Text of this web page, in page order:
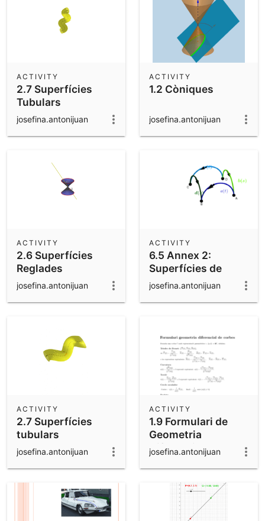
2.7 Superfícies
Tubulars
ACTIVITY
josefina.antonijuan
1.2 Còniques
ACTIVITY
josefina.antonijuan
2.6 Superfícies
Reglades
ACTIVITY
josefina.antonijuan
6.5 Annex 2:
Superfícies de
Coons
ACTIVITY
josefina.antonijuan
2.7 Superfícies
tubulars
ACTIVITY
josefina.antonijuan
1.9 Formulari de
Geometria
Diferencial
ACTIVITY
josefina.antonijuan